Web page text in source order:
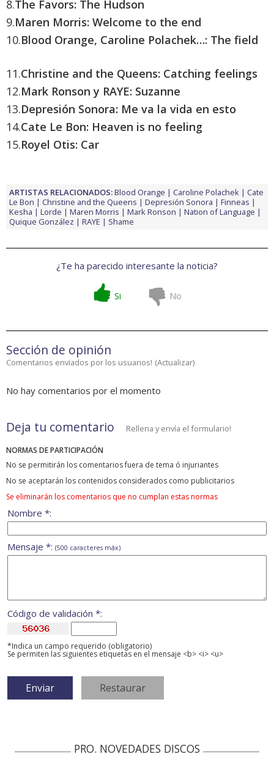
8.The Favors: The Hudson
9.Maren Morris: Welcome to the end
10.Blood Orange, Caroline Polachek…: The field
11.Christine and the Queens: Catching feelings
12.Mark Ronson y RAYE: Suzanne
13.Depresión Sonora: Me va la vida en esto
14.Cate Le Bon: Heaven is no feeling
15.Royel Otis: Car
ARTISTAS RELACIONADOS:Blood Orange Caroline Polachek
Cate
Le Bon
Christine and the Queens Depresión Sonora
Finneas
Kesha
Lorde Maren Morris Mark Ronson
Nation of Language
Quique González
RAYE Shame
¿Te ha parecido interesante la noticia?
Si No
Sección de opinión
Comentarios enviados por los usuarios! (Actualizar)
No hay comentarios por el momento
Deja tu comentario Rellena y envía el formulario!
NORMAS DE PARTICIPACIÓN
No se permitirán los comentarios fuera de tema ó injuriantes
No se aceptarán los contenidos considerados como publicitarios
Se eliminarán los comentarios que no cumplan estas normas
Nombre *:
Mensaje *: (500 caracteres máx)
Código de validación *:
*Indica un campo requerido (obligatorio)
Se permiten las siguientes etiquetas en el mensaje <b> <i> <u>
PRO. NOVEDADES DISCOS